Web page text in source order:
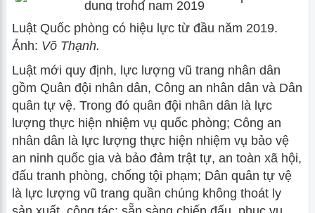
Luật Quốc phòng có hiệu lực từ đầu năm 2019.
Ảnh: Võ Thạnh.
Luật mới quy định, lực lượng vũ trang nhân dân
gồm Quân đội nhân dân, Công an nhân dân và Dân
quân tự vệ. Trong đó quân đội nhân dân là lực
lượng thực hiện nhiệm vụ quốc phòng; Công an
nhân dân là lực lượng thực hiện nhiệm vụ bảo vệ
an ninh quốc gia và bảo đảm trật tự, an toàn xã hội,
đấu tranh phòng, chống tội phạm; Dân quân tự vệ
là lực lượng vũ trang quần chúng không thoát ly